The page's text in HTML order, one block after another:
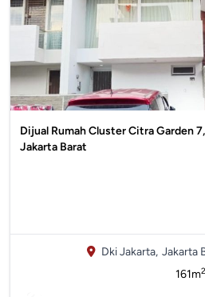
Dijual Rumah Cluster Citra Garden
Jakarta Barat
Dki Jakarta, Jakarta
161m2